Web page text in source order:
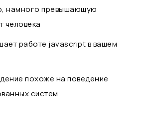
намного превышающую
человека
работе javascript в вашем
похоже на поведение
систем